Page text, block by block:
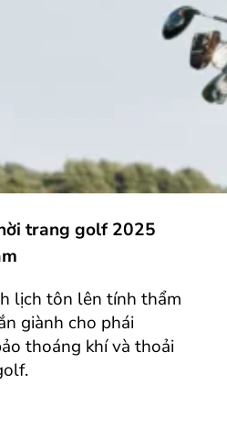
trang golf 2025
lịch tôn lên tính thẩm
giành cho phái
thoáng khí và thoải